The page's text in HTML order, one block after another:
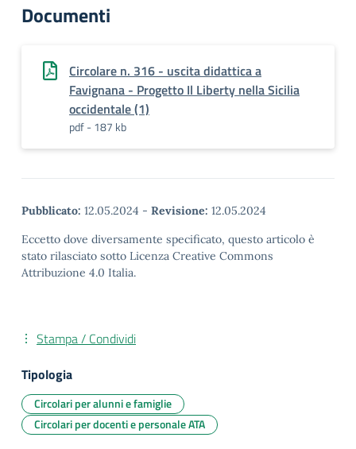
Documenti
Circolare n. 316 - uscita didattica a
Favignana - Progetto Il Liberty nella Sicilia
occidentale (1)
pdf - 187 kb
Pubblicato: 12.05.2024 - Revisione: 12.05.2024
Eccetto dove diversamente specificato, questo articolo è
stato rilasciato sotto Licenza Creative Commons
Attribuzione 4.0 Italia.
Stampa / Condividi
Tipologia
Circolari per alunni e famiglie
Circolari per docenti e personale ATA